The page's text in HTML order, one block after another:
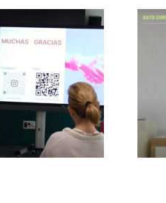
digitales y
sobre arte
artificial